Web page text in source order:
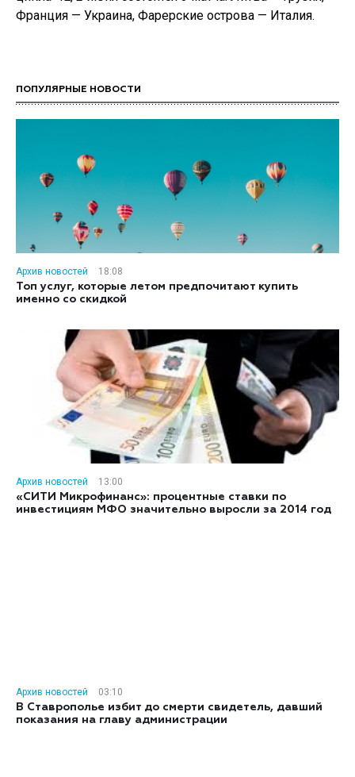
Франция — Украина, Фарерские острова — Италия.
ПОПУЛЯРНЫЕ НОВОСТИ
Архив новостей
18:08
Топ услуг, которые летом предпочитают купить
именно со скидкой
Архив новостей
13:00
«СИТИ Микрофинанс»: процентные ставки по
инвестициям МФО значительно выросли за 2014 год
Архив новостей
03:10
В Ставрополье избит до смерти свидетель, давший
показания на главу администрации